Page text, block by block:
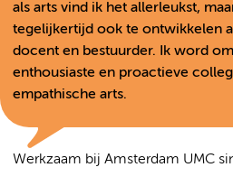
als arts vind ik het allerleukst,
tegelijkertijd ook te ontwikkelen
docent en bestuurder. Ik word
enthousiaste en proactieve
empathische arts.
Werkzaam bij Amsterdam UMC